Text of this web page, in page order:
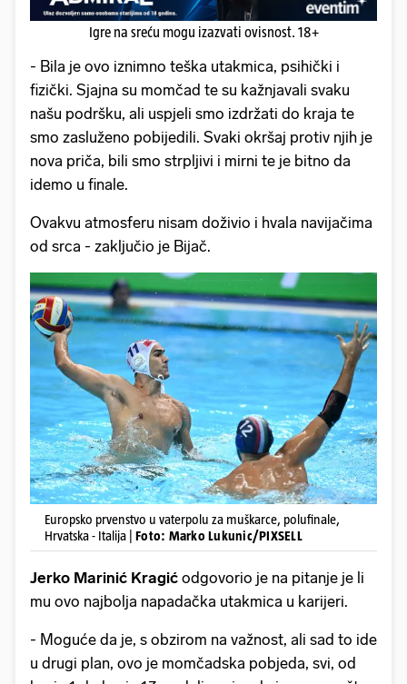
Igre na sreću mogu izazvati ovisnost. 18+
- Bila je ovo iznimno teška utakmica, psihički i
fizički. Sjajna su momčad te su kažnjavali svaku
našu podršku, ali uspjeli smo izdržati do kraja te
smo zasluženo pobijedili. Svaki okršaj protiv njih je
nova priča, bili smo strpljivi i mirni te je bitno da
idemo u finale.
Ovakvu atmosferu nisam doživio i hvala navijačima
od srca - zaključio je Bijač.
Europsko prvenstvo u vaterpolu za muškarce, polufinale,
Hrvatska - Italija | Foto: Marko Lukunic/PIXSELL
Jerko Marinić Kragić odgovorio je na pitanje je li
mu ovo najbolja napadačka utakmica u karijeri.
- Moguće da je, s obzirom na važnost, ali sad to ide
u drugi plan, ovo je momčadska pobjeda, svi, od